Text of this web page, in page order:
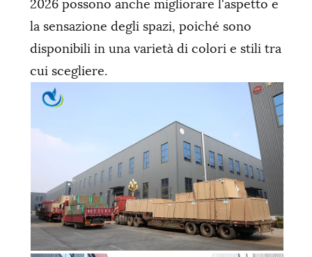
la sensazione degli spazi, poiché sono
disponibili in una varietà di colori e stili tra
cui scegliere.